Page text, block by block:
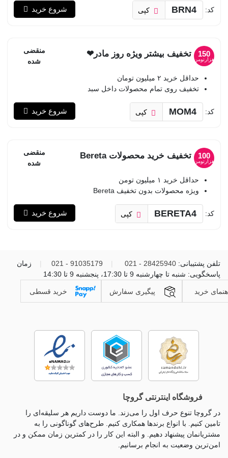
کد: BRN4 کپی شروع خرید
150
هزارتومن
تخفیف بیشتر ویژه روز مادر❤
منقضی
شده
حداقل خرید ۲ میلیون تومان
تخفیف روی تمام محصولات داخل سبد
کد: MOM4 کپی شروع خرید
100
هزارتومن
تخفیف خرید محصولات Bereta
منقضی
شده
حداقل خرید ۱ میلیون تومن
ویژه محصولات بدون تخفیف Bereta
کد: BERETA4 کپی شروع خرید
تلفن پشتیبانی: 28425940 - 021
91035179 - 021
زمان
پاسخگویی: شنبه تا چهارشنبه 9 تا 17:30، پنجشنبه 9 تا 14:30
خرید پیگیری سفارش خرید قسطی
فروشگاه اینترنتی گروچا
در گروچا تنوع حرف اول را می‌زند. ما دوست داریم هر سلیقه‌ای را
تامین کنیم. با انواع برندها همکاری کنیم. طرح‌های گوناگونی را به
مشتریانمان پیشنهاد دهیم. و البته این کار را در کمترین زمان ممکن و در
امن‌ترین وضعیت به انجام برسانیم.